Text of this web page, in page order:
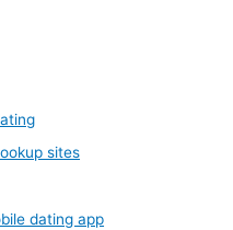
sites
dating app